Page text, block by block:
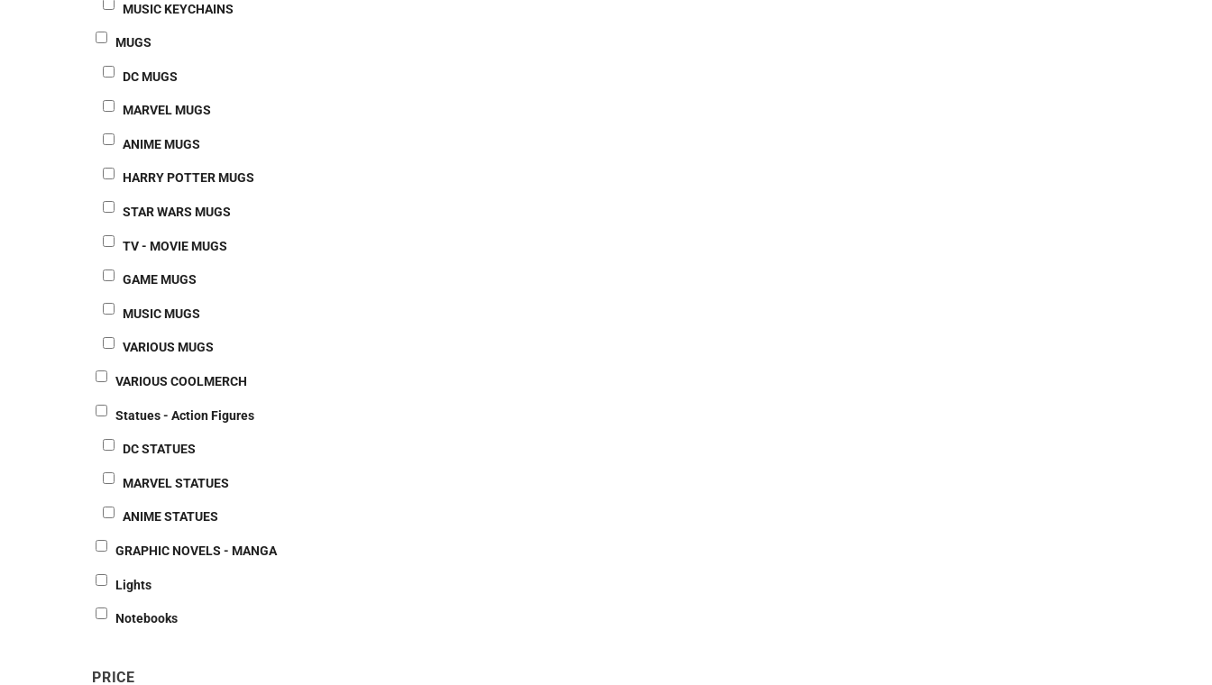
MUSIC KEYCHAINS
MUGS
DC MUGS
MARVEL MUGS
ANIME MUGS
HARRY POTTER MUGS
STAR WARS MUGS
TV - MOVIE MUGS
GAME MUGS
MUSIC MUGS
VARIOUS MUGS
VARIOUS COOLMERCH
Statues - Action Figures
DC STATUES
MARVEL STATUES
ANIME STATUES
GRAPHIC NOVELS - MANGA
Lights
Notebooks
PRICE